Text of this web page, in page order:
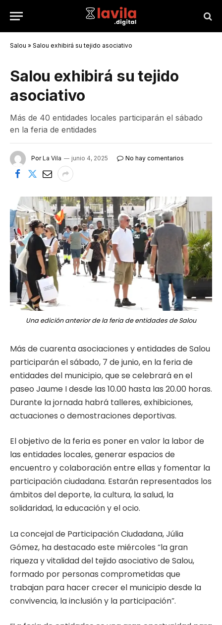
Salou » Salou exhibirá su tejido asociativo
Salou exhibirá su tejido
asociativo
Más de 40 entidades locales participarán el sábado
en la feria de entidades
Por La Vila junio 4, 2025 No hay comentarios
Una edición anterior de la feria de entidades de Salou
Más de cuarenta asociaciones y entidades de Salou
participarán el sábado, 7 de junio, en la feria de
entidades del municipio, que se celebrará en el
paseo Jaume I desde las 10.00 hasta las 20.00 horas.
Durante la jornada habrá talleres, exhibiciones,
actuaciones o demostraciones deportivas.
El objetivo de la feria es poner en valor la labor de
las entidades locales, generar espacios de
encuentro y colaboración entre ellas y fomentar la
participación ciudadana. Estarán representados los
ámbitos del deporte, la cultura, la salud, la
solidaridad, la educación y el ocio.
La concejal de Participación Ciudadana, Júlia
Gómez, ha destacado este miércoles “la gran
riqueza y vitalidad del tejido asociativo de Salou,
formado por personas comprometidas que
trabajan para hacer crecer el municipio desde la
convivencia, la inclusión y la participación”.